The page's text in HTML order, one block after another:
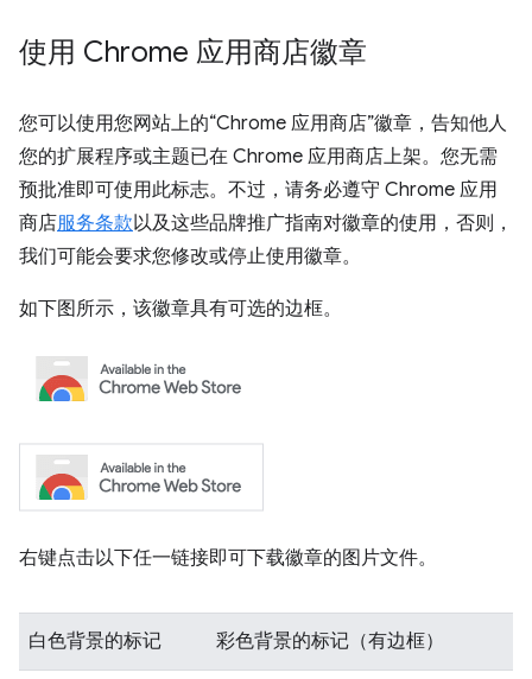
使用 Chrome 应用商店徽章
您可以使用您网站上的“Chrome 应用商店”徽章，告知他人
您的扩展程序或主题已在 Chrome 应用商店上架。您无需
预批准即可使用此标志。不过，请务必遵守 Chrome 应用
商店服务条款以及这些品牌推广指南对徽章的使用，否则，
我们可能会要求您修改或停止使用徽章。
如下图所示，该徽章具有可选的边框。
右键点击以下任一链接即可下载徽章的图片文件。
白色背景的标记 彩色背景的标记（有边框）